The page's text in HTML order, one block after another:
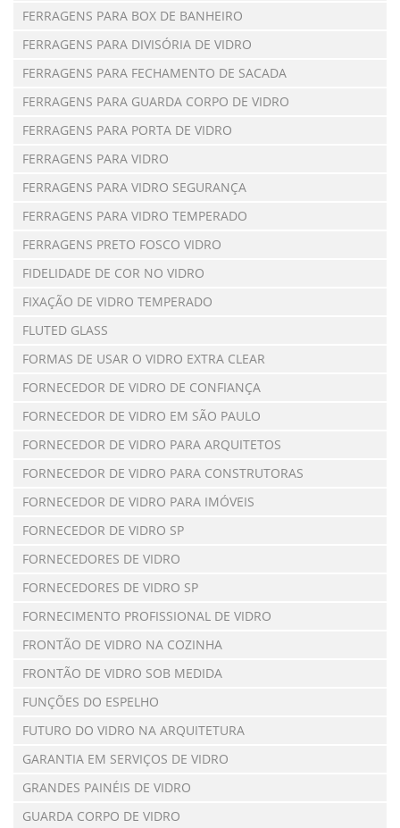
FERRAGENS PARA BOX DE BANHEIRO
FERRAGENS PARA DIVISÓRIA DE VIDRO
FERRAGENS PARA FECHAMENTO DE SACADA
FERRAGENS PARA GUARDA CORPO DE VIDRO
FERRAGENS PARA PORTA DE VIDRO
FERRAGENS PARA VIDRO
FERRAGENS PARA VIDRO SEGURANÇA
FERRAGENS PARA VIDRO TEMPERADO
FERRAGENS PRETO FOSCO VIDRO
FIDELIDADE DE COR NO VIDRO
FIXAÇÃO DE VIDRO TEMPERADO
FLUTED GLASS
FORMAS DE USAR O VIDRO EXTRA CLEAR
FORNECEDOR DE VIDRO DE CONFIANÇA
FORNECEDOR DE VIDRO EM SÃO PAULO
FORNECEDOR DE VIDRO PARA ARQUITETOS
FORNECEDOR DE VIDRO PARA CONSTRUTORAS
FORNECEDOR DE VIDRO PARA IMÓVEIS
FORNECEDOR DE VIDRO SP
FORNECEDORES DE VIDRO
FORNECEDORES DE VIDRO SP
FORNECIMENTO PROFISSIONAL DE VIDRO
FRONTÃO DE VIDRO NA COZINHA
FRONTÃO DE VIDRO SOB MEDIDA
FUNÇÕES DO ESPELHO
FUTURO DO VIDRO NA ARQUITETURA
GARANTIA EM SERVIÇOS DE VIDRO
GRANDES PAINÉIS DE VIDRO
GUARDA CORPO DE VIDRO